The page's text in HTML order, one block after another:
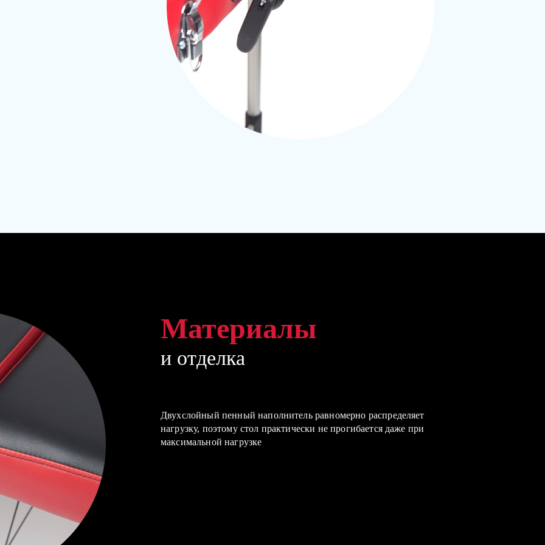
Материалы
и отделка
Двухслойный пенный наполнитель равномерно распределяет
нагрузку, поэтому стол практически не прогибается даже при
максимальной нагрузке
Материалы
и отделка
Экологически чистая воздухопроницаемая искусственная кожа
Материалы
и отделка
Округленные борта